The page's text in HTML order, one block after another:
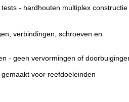
hogedruk hardhouten multiplex
garandeert. De AF Aquaria
u tijd en u kunt er zeker van zijn
grondig is getest. De specifieke eisen
en eisen bij de constructie van
producten van dit type die op de
- hardhouten multiplex constructie
verbindingen, schroeven en
- geen vervormingen of
voor reefdoeleinden